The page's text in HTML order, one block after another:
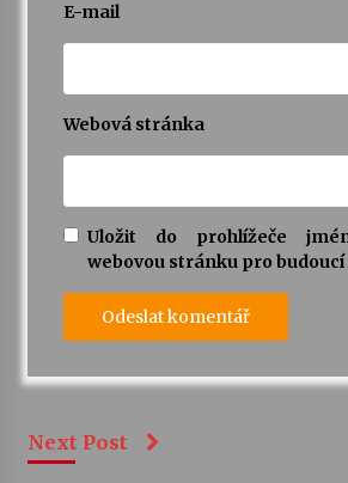
E-mail
Webová stránka
Uložit do prohlížeče
webovou stránku pro
Next Post